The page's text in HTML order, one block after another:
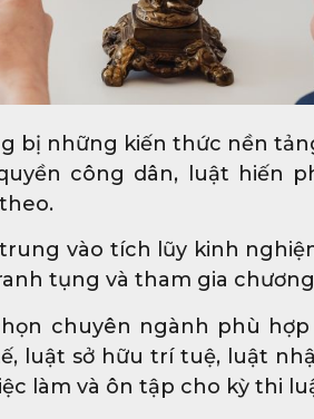
bị những kiến thức nền
công dân, luật hiến
trung vào tích lũy kinh
tụng và tham gia
chuyên ngành phù
luật sở hữu trí tuệ, luật
làm và ôn tập cho kỳ thi